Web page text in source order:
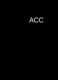
ACC